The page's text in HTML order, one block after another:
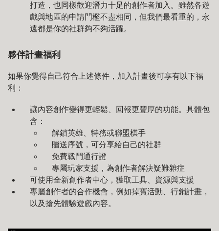
打造，也同樣歡迎潛力十足的創作者加入。雖然各遊
戲與地區的申請門檻不盡相同，但我們最看重的，永
遠都是你的社群夠不夠活躍。
夥伴計畫福利
如果你覺得自己符合上述條件，加入計畫後可享有以下福
利：
讓內容創作變得更輕鬆、回報更豐厚的功能。具體包
含：
解鎖英雄、特務或聯盟棋手
贈送序號，可分享給自己的社群
免費戰鬥通行證
專屬玩家支援，為創作者解決疑難雜症
可使用全新創作者中心，獲取工具、資源與支援
專屬創作者的合作機會，例如掉寶活動、行銷計畫，
以及搶先體驗遊戲內容。